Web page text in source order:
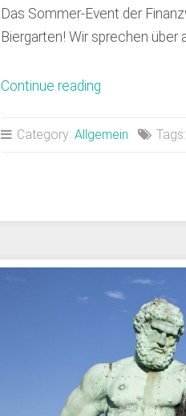
Das Sommer-Event der
Biergarten! Wir sprechen
Continue reading
Treffen
Category: Allgemein Tags: